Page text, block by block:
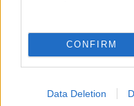
CONFIRM
Data Deletion